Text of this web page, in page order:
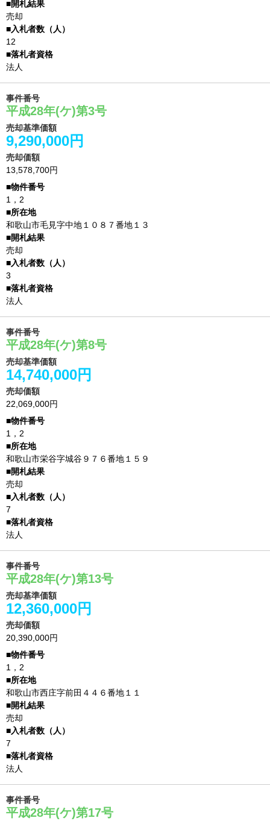
売却
12
法人
事件番号
平成28年(ケ)第3号
売却基準価額
9,290,000円
売却価額
13,578,700円
1，2
和歌山市毛見字中地１０８７番地１３
売却
3
法人
事件番号
平成28年(ケ)第8号
売却基準価額
14,740,000円
売却価額
22,069,000円
1，2
和歌山市栄谷字城谷９７６番地１５９
売却
7
法人
事件番号
平成28年(ケ)第13号
売却基準価額
12,360,000円
売却価額
20,390,000円
1，2
和歌山市西庄字前田４４６番地１１
売却
7
法人
事件番号
平成28年(ケ)第17号